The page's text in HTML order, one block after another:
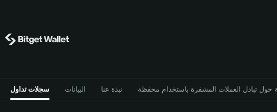
سجلات تداول البيانات نبذة عنا